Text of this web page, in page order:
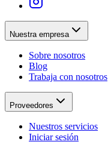
Nuestra empresa
Sobre nosotros
Blog
Trabaja con nosotros
Proveedores
Nuestros servicios
Iniciar sesión